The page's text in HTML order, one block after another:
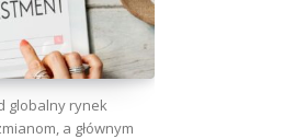
globalny rynek
a głównym